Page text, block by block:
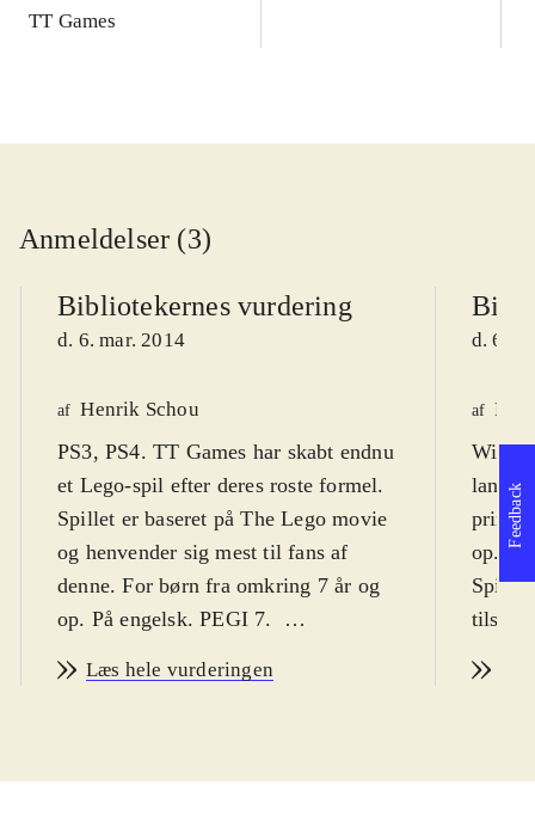
TT Games
Anmeldelser (3)
Bibliotekernes vurdering
d. 6. mar. 2014
af Henrik Schou
PS3, PS4. TT Games har skabt endnu
et Lego-spil efter deres roste formel.
Spillet er baseret på The Lego movie
og henvender sig mest til fans af
denne. For børn fra omkring 7 år og
op. På engelsk. PEGI 7.
spillet arbejdsmanden Emmet
ødelægge hele Lego-verdenen. Spillet
Læs hele vurderingen
d. 6.
af
Wii U.
lange
op.
Spillet
tilsat
den
han
Feedback